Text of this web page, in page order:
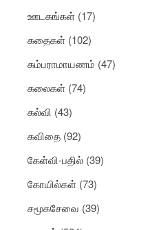
ஊடகங்கள் (17)
கதைகள் (102)
கம்பராமாயணம் (47)
கலைகள் (74)
கல்வி (43)
கவிதை (92)
கேள்வி-பதில் (39)
கோயில்கள் (73)
சமூகசேவை (39)